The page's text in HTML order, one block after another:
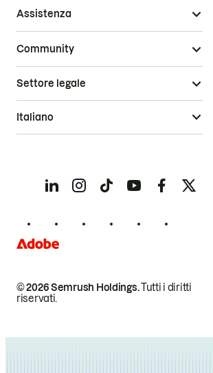
Assistenza
Community
© 2026 Semrush Holdings.Tutti i diritti
riservati.
Settore legale
Italiano